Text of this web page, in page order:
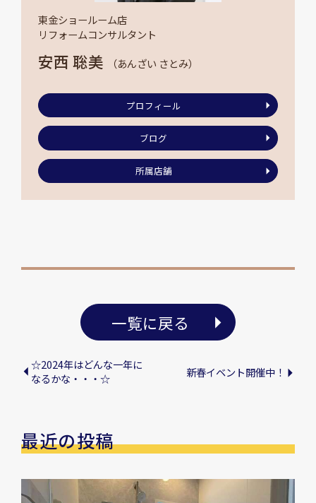
東金ショールーム店
リフォームコンサルタント
安西 聡美 （あんざい さとみ）
プロフィール
ブログ
所属店舗
一覧に戻る
☆2024年はどんな一年に
なるかな・・・☆
新春イベント開催中！
最近の投稿